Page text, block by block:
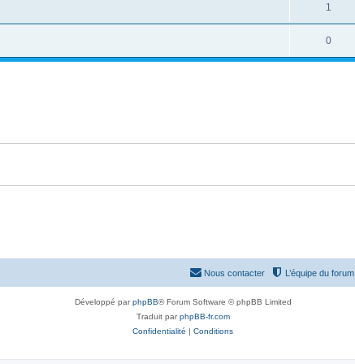
s
n
s
o
n
1
é
0R
é
s
s
L’équipe du forum
Nous contacter
Développé parphpBB® Forum Software © phpBB Limited
Traduit parphpBB-fr.com
Confidentialité | Conditions